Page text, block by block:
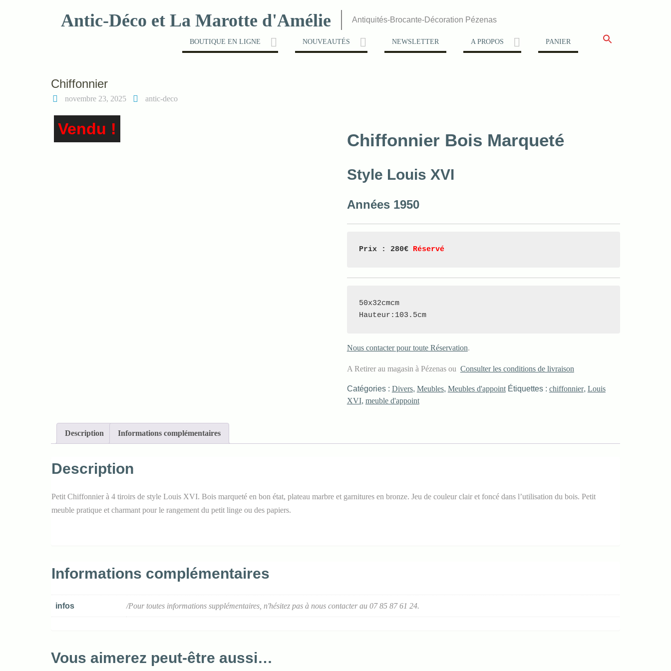
Antic-Déco et La Marotte d'Amélie Antiquités-Brocante-Décoration Pézenas
BOUTIQUE EN LIGNE NOUVEAUTÉS NEWSLETTER A PROPOS PANIER
Chiffonnier
novembre 23, 2025 antic-deco
Vendu !
Chiffonnier Bois Marqueté
Style Louis XVI
Années 1950
Prix : 280€ Réservé
50x32cmcm
Hauteur:103.5cm
Nous contacter pour toute Réservation.
A Retirer au magasin à Pézenas ou Consulter les conditions de livraison
Catégories : Divers, Meubles, Meubles d'appoint Étiquettes : chiffonnier, Louis
XVI, meuble d'appoint
Description Informations complémentaires
Description
Petit Chiffonnier à 4 tiroirs de style Louis XVI. Bois marqueté en bon état, plateau marbre et garnitures en bronze. Jeu de couleur clair et foncé dans l’utilisation du bois. Petit
meuble pratique et charmant pour le rangement du petit linge ou des papiers.
Informations complémentaires
infos /Pour toutes informations supplémentaires, n'hésitez pas à nous contacter au 07 85 87 61 24.
Vous aimerez peut-être aussi…